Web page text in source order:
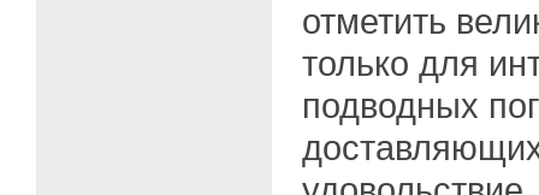
отметить
только для
подводных